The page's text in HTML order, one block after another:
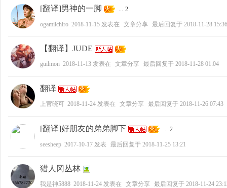
[翻译]男神的一脚 ... 2
ogamiichiro 2018-11-15 发表在 文章分享 最后回复于 2018-11-28 15:36
【翻译】JUDE
guilmon 2018-11-13 发表在 文章分享 最后回复于 2018-11-28 01:04
翻译
上官晓可 2018-11-24 发表在 文章分享 最后回复于 2018-11-26 07:43
[翻译]好朋友的弟弟脚下 ... 2
seesheep 2017-10-17 发表 最后回复于 2018-11-25 13:21
猎人冈丛林
我是神5888 2018-11-24 发表在 文章分享 最后回复于 2018-11-24